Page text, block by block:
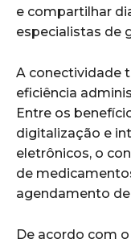
e compartilhar
especialistas de
A conectividade
eficiência
Entre os
digitalização e
eletrônicos, o
de
agendamento
De acordo com